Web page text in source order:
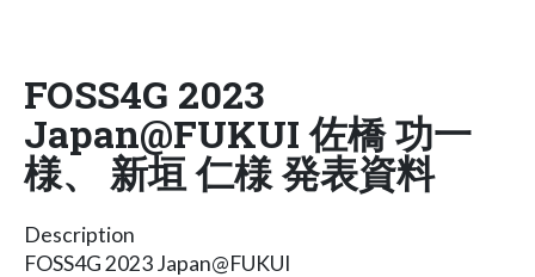
FOSS4G 2023
Japan@FUKUI 佐橋 功一
様、 新垣 仁様 発表資料
Description
FOSS4G 2023 Japan@FUKUI